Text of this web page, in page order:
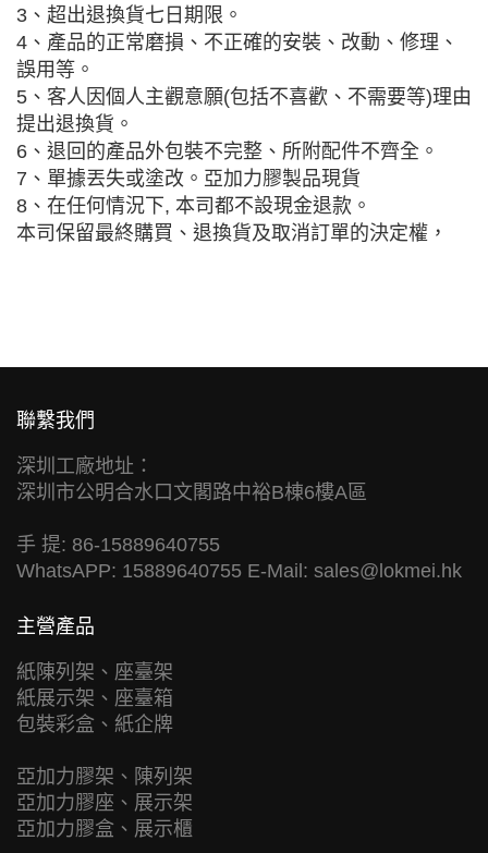
3、超出退換貨七日期限。
4、產品的正常磨損、不正確的安裝、改動、修理、
誤用等。
5、客人因個人主觀意願(包括不喜歡、不需要等)理由
提出退換貨。
6、退回的產品外包裝不完整、所附配件不齊全。
7、單據丟失或塗改。亞加力膠製品現貨
8、在任何情況下, 本司都不設現金退款。
本司保留最終購買、退換貨及取消訂單的決定權，
聯繫我們
深圳工廠地址：
深圳市公明合水口文閣路中裕B棟6樓A區
手 提: 86-15889640755
WhatsAPP: 15889640755 E-Mail: sales@lokmei.hk
主營產品
紙陳列架、座臺架
紙展示架、座臺箱
包裝彩盒、紙企牌
亞加力膠架、陳列架
亞加力膠座、展示架
亞加力膠盒、展示櫃